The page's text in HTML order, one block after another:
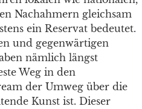
Nachahmern gleichsam
ein Reservat bedeutet.
und gegenwärtigen
nämlich längst
Weg in den
der Umweg über die
Kunst ist. Dieser